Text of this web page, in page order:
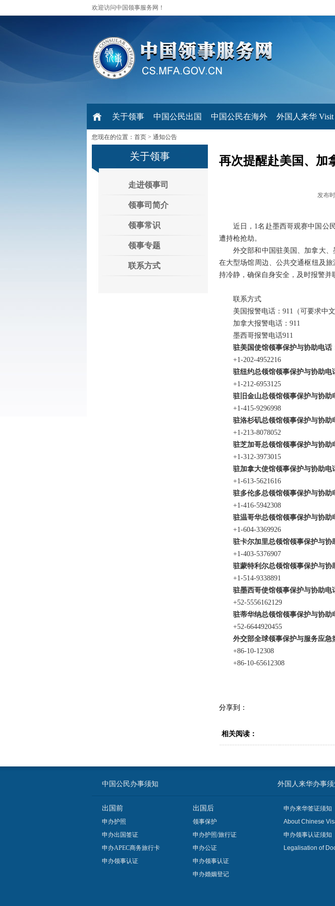
欢迎访问中国领事服务网！
关于领事 中国公民出国 中国公民在海外 外国人来华 Visit
您现在的位置： 首页 > 通知公告
关于领事
走进领事司
领事司简介
领事常识
领事专题
联系方式
再次提醒赴美国、加
发布
近日，1名赴墨西哥观赛中国公
遭持枪抢劫。
外交部和中国驻美国、加拿大
在大型场馆周边、公共交通枢纽及
持冷静，确保自身安全，及时报警并
联系方式
美国报警电话：911（可要求中文
加拿大报警电话：911
墨西哥报警电话911
驻美国使馆领事保护与协助电话
+1-202-4952216
驻纽约总领馆领事保护与协助电
+1-212-6953125
驻旧金山总领馆领事保护与协助
+1-415-9296998
驻洛杉矶总领馆领事保护与协助
+1-213-8078052
驻芝加哥总领馆领事保护与协助
+1-312-3973015
驻加拿大使馆领事保护与协助电
+1-613-5621616
驻多伦多总领馆领事保护与协助
+1-416-5942308
驻温哥华总领馆领事保护与协助
+1-604-3369926
驻卡尔加里总领馆领事保护与协
+1-403-5376907
驻蒙特利尔总领馆领事保护与协
+1-514-9338891
驻墨西哥使馆领事保护与协助电
+52-5556162129
驻蒂华纳总领馆领事保护与协助
+52-6644920455
外交部全球领事保护与服务应急
+86-10-12308
+86-10-65612308
分享到：
相关阅读：
中国公民办事须知 外国人来华办事
出国前
申办护照
申办出国签证
申办APEC商务旅行卡
申办领事认证
出国后
领事保护
申办护照/旅行证
申办公证
申办领事认证
申办婚姻登记
申办来华签证须知
About Chinese
申办领事认证须知
Legalisation of